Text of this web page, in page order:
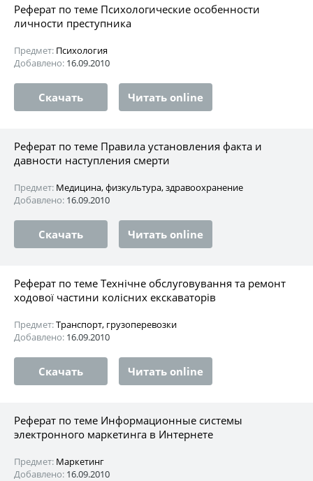
Реферат по теме Психологические особенности
личности преступника
Предмет: Психология
Добавлено: 16.09.2010
Скачать Читать online
Реферат по теме Правила установления факта и
давности наступления смерти
Предмет: Медицина, физкультура, здравоохранение
Добавлено: 16.09.2010
Скачать Читать online
Реферат по теме Технічне обслуговування та ремонт
ходової частини колісних екскаваторів
Предмет:Транспорт, грузоперевозки
Добавлено: 16.09.2010
Скачать Читать online
Реферат по теме Информационные системы
электронного маркетинга в Интернете
Предмет: Маркетинг
Добавлено: 16.09.2010